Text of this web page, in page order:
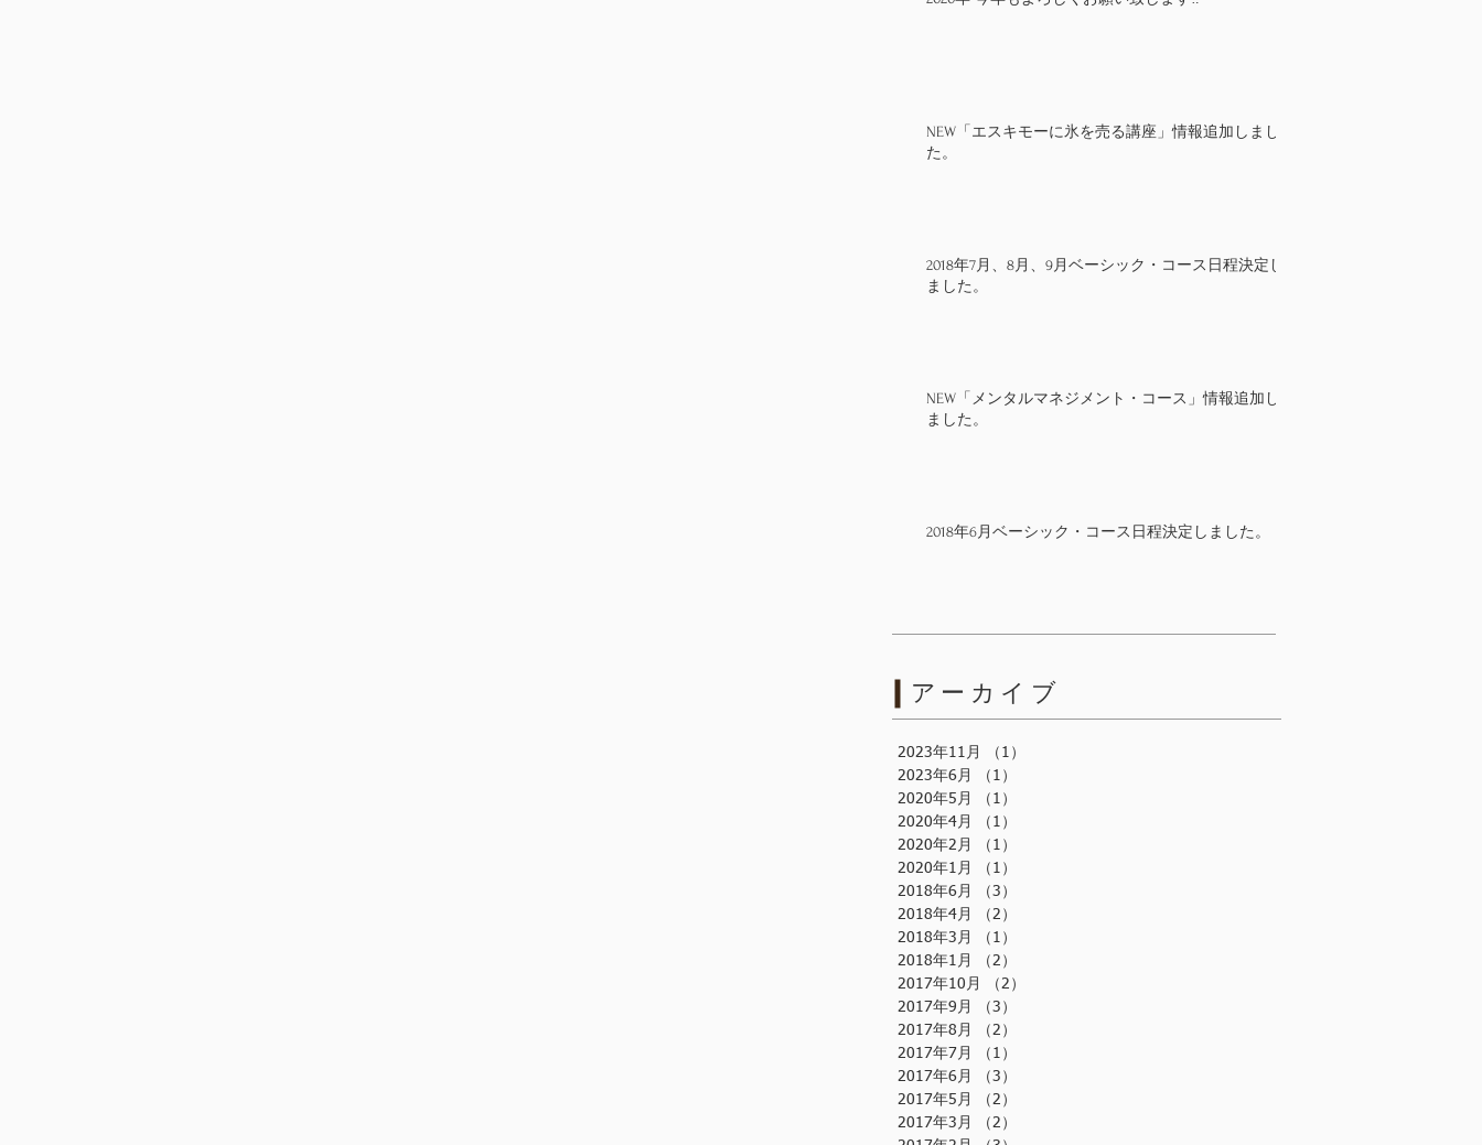
NEW「エスキモーに氷を売る講座」情報追加しまし
た。
2018年7月、8月、9月ベーシック・コース日程決定し
ました。
NEW「メンタルマネジメント・コース」情報追加し
ました。
2018年6月ベーシック・コース日程決定しました。
アーカイブ
2023年11月 （1）
2023年6月
（1）
2020年5月
（1）
2020年4月
（1）
2020年2月
（1）
2020年1月
（1）
2018年6月
（3）
2018年4月
（2）
2018年3月
（1）
2018年1月
（2）
2017年10月
（2）
2017年9月
（3）
2017年8月
（2）
2017年7月
（1）
2017年6月
（3）
2017年5月
（2）
2017年3月
（2）